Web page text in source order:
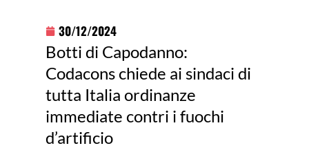
30/12/2024
Botti di Capodanno:
Codacons chiede ai sindaci di
tutta Italia ordinanze
immediate contri i fuochi
d’artificio